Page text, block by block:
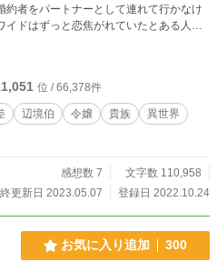
約者をパートナーとして連れて行かなけ
イドはずっと恋焦がれていたとある人物
しかし、その人物は４０年以上誰とも結
者だった。 絶対に彼と婚約をしたい侯
約を結びたくない辺境伯の恋の攻防物
ろうにも掲載しています。
位 / 66,378件
辺境伯 令嬢 貴族
異世界
感想数 7
文字数 110,958
更新日 2023.05.07
登録日 2022.10.24
お気に入り追加 300